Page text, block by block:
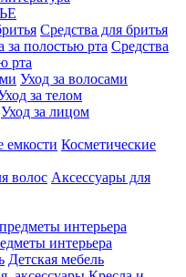
Средства для бритья
Средства
рта
Уход за волосами
за телом
Уход за лицом
Косметические
Аксессуары для
интерьера
Детская мебель